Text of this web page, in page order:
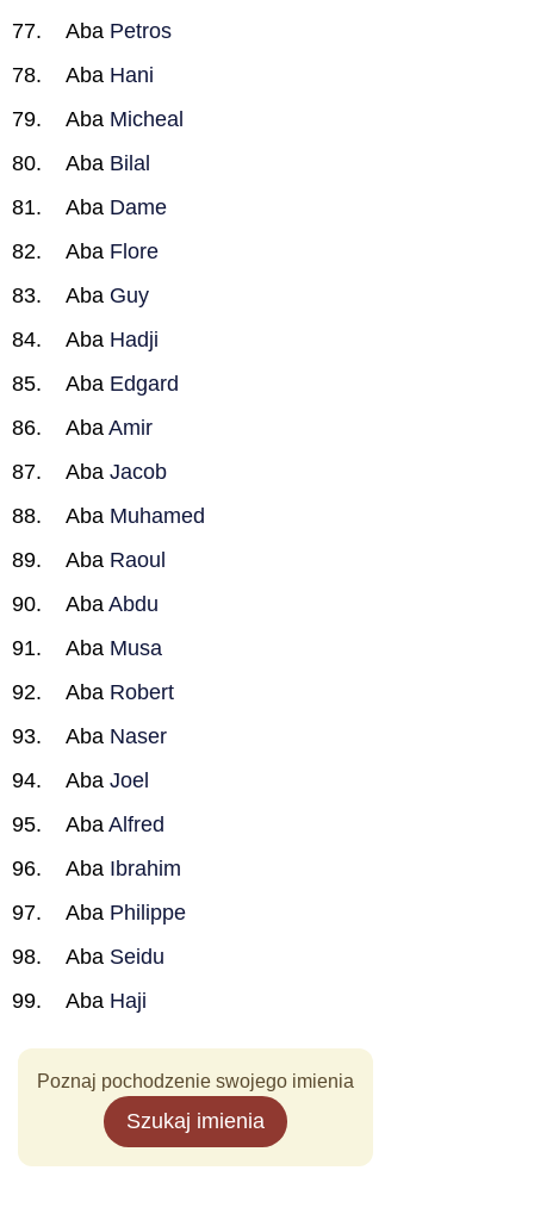
Aba Petros
Aba Hani
Aba Micheal
Aba Bilal
Aba Dame
Aba Flore
Aba Guy
Aba Hadji
Aba Edgard
Aba Amir
Aba Jacob
Aba Muhamed
Aba Raoul
Aba Abdu
Aba Musa
Aba Robert
Aba Naser
Aba Joel
Aba Alfred
Aba Ibrahim
Aba Philippe
Aba Seidu
Aba Haji
Poznaj pochodzenie swojego imienia
Szukaj imienia